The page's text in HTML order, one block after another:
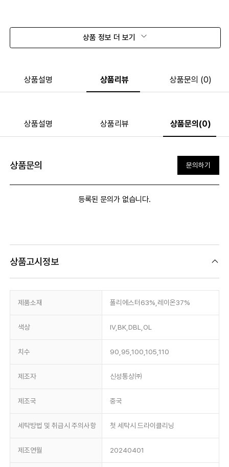
상품 정보 더 보기
상품설명 상품리뷰 상품문의 (0)
상품설명 상품리뷰 상품문의(0)
상품문의 문의하기
등록된 문의가 없습니다.
상품고시정보
제품소재 폴리에스터63%,레이온37%
색상 IV,BK,DBL,OL
치수 90,95,100,105,110
제조자 신성통상㈜
제조국 중국
세탁방법 및 취급시 주의사항 첫 세탁시 드라이클리닝
제조연월 20240401